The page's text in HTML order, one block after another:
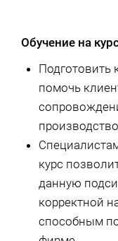
Обучение на
Подготовить
помочь
курс
данную
корректной
способным